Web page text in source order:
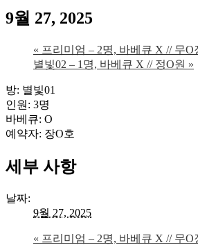
9월 27, 2025
« 프리미엄 – 2명, 바베큐 X // 무O
별빛02 – 1명, 바베큐 X // 정O원 »
방: 별빛01
인원: 3명
바베큐: O
예약자: 장O호
세부 사항
날짜:
9월 27, 2025
« 프리미엄 – 2명, 바베큐 X // 무O